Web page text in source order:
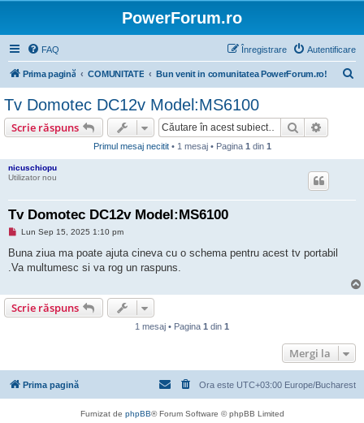
PowerForum.ro
FAQ Autentificare
Înregistrare
Prima pagină COMUNITATE Bun venit in comunitatea PowerForum.ro!
Tv Domotec DC12v Model:MS6100
Scrie răspuns Căutare
Primul mesaj necitit• 1 mesaj • Pagina 1 din 1
nicuschiopu
Utilizator nou
Tv Domotec DC12v Model:MS6100
M
s
j
c
i
t
Lun Sep 15, 2025 1:10 pm
Buna ziua ma poate ajuta cineva cu o schema pentru acest tv portabil
.Va multumesc si va rog un raspuns.
Scrie răspuns
1 mesaj • Pagina 1 din 1
Mergi la
Prima pagină Ora este UTC+03:00 Europe/Bucharest
Furnizat de phpBB® Forum Software © phpBB Limited